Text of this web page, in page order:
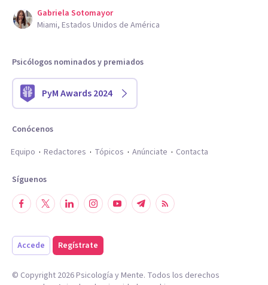
Gabriela Sotomayor
Miami, Estados Unidos de América
Psicólogos nominados y premiados
PyM Awards 2024
Conócenos
Equipo
Redactores Tópicos Anúnciate Contacta
Síguenos
Accede Regístrate
© Copyright 2026Psicología y Mente. Todos los derechos